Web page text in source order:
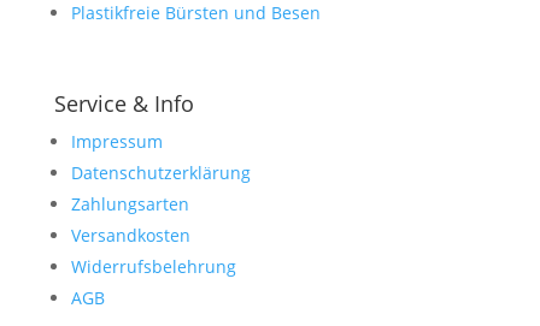
Plastikfreie Bürsten und Besen
Service & Info
Impressum
Datenschutzerklärung
Zahlungsarten
Versandkosten
Widerrufsbelehrung
AGB